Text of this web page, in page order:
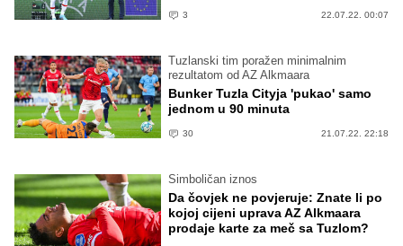
3 22.07.22. 00:07
Tuzlanski tim poražen minimalnim
rezultatom od AZ Alkmaara
Bunker Tuzla Cityja 'pukao' samo
jednom u 90 minuta
30 21.07.22. 22:18
Simboličan iznos
Da čovjek ne povjeruje: Znate li po
kojoj cijeni uprava AZ Alkmaara
prodaje karte za meč sa Tuzlom?